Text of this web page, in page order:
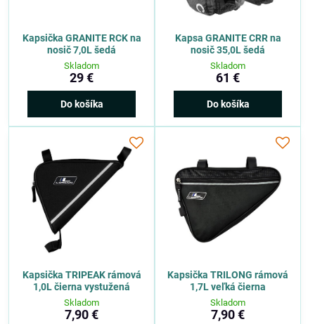
Kapsička GRANITE RCK na
nosič 7,0L šedá
Skladom
29 €
Do košíka
Kapsa GRANITE CRR na
nosič 35,0L šedá
Skladom
61 €
Do košíka
Kapsička TRIPEAK rámová
1,0L čierna vystužená
Skladom
7,90 €
Kapsička TRILONG rámová
1,7L veľká čierna
Skladom
7,90 €